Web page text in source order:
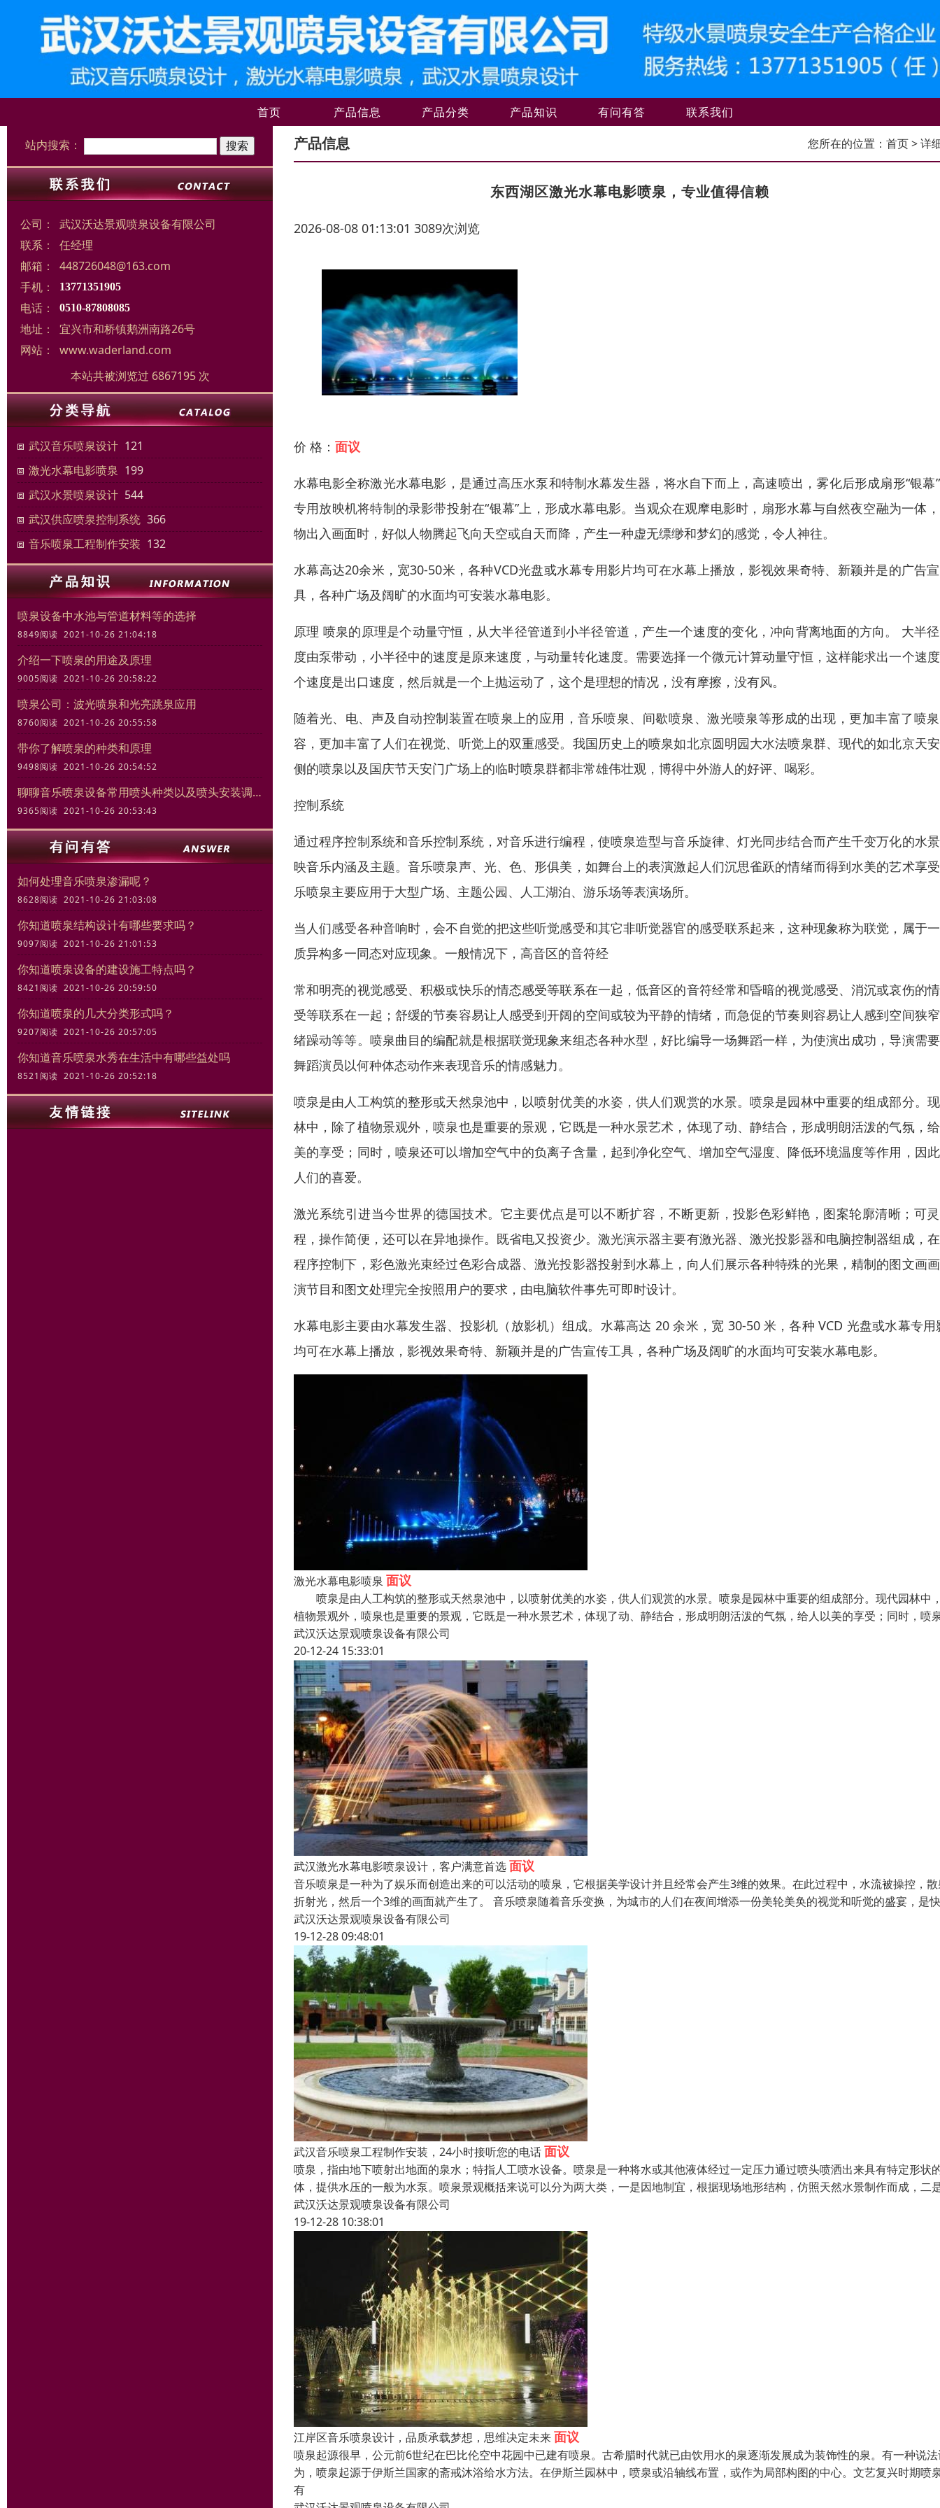
首页 产品信息 产品分类 产品知识 有问有答 联系我们
站内搜索：
公司：
武汉沃达景观喷泉设备有限公司
联系：
任经理
邮箱：
448726048@163.com
手机：
13771351905
电话： 0510-87808085
地址：
宜兴市和桥镇鹅洲南路26号
网站：
www.waderland.com
本站共被浏览过 6867195 次
武汉音乐喷泉设计 121
激光水幕电影喷泉 199
武汉水景喷泉设计 544
武汉供应喷泉控制系统 366
音乐喷泉工程制作安装 132
喷泉设备中水池与管道材料等的选择
8849阅读 2021-10-26 21:04:18
介绍一下喷泉的用途及原理
9005阅读 2021-10-26 20:58:22
喷泉公司：波光喷泉和光亮跳泉应用
8760阅读 2021-10-26 20:55:58
带你了解喷泉的种类和原理
9498阅读 2021-10-26 20:54:52
聊聊音乐喷泉设备常用喷头种类以及喷头安装调试规范
9365阅读 2021-10-26 20:53:43
如何处理音乐喷泉渗漏呢？
8628阅读 2021-10-26 21:03:08
你知道喷泉结构设计有哪些要求吗？
9097阅读 2021-10-26 21:01:53
你知道喷泉设备的建设施工特点吗？
8421阅读 2021-10-26 20:59:50
你知道喷泉的几大分类形式吗？
9207阅读 2021-10-26 20:57:05
你知道音乐喷泉水秀在生活中有哪些益处吗
8521阅读 2021-10-26 20:52:18
产品信息 您所在的位置： 首页> 详
东西湖区激光水幕电影喷泉，专业值得信赖
2026-08-08 01:13:01 3089次浏览
价 格： 面议
水幕电影全称激光水幕电影，是通过高压水泵和特制水幕发生器，将水自下而上，高速喷出，雾化后形成扇形“银幕
专用放映机将特制的录影带投射在“银幕”上，形成水幕电影。当观众在观摩电影时，扇形水幕与自然夜空融为一体
物出入画面时，好似人物腾起飞向天空或自天而降，产生一种虚无缥缈和梦幻的感觉，令人神往。
水幕高达20余米，宽30-50米，各种VCD光盘或水幕专用影片均可在水幕上播放，影视效果奇特、新颖并是的广告
具，各种广场及阔旷的水面均可安装水幕电影。
原理 喷泉的原理是个动量守恒，从大半径管道到小半径管道，产生一个速度的变化，冲向背离地面的方向。 大半
度由泵带动，小半径中的速度是原来速度，与动量转化速度。需要选择一个微元计算动量守恒，这样能求出一个速
个速度是出口速度，然后就是一个上抛运动了，这个是理想的情况，没有摩擦，没有风。
随着光、电、声及自动控制装置在喷泉上的应用，音乐喷泉、间歇喷泉、激光喷泉等形成的出现，更加丰富了喷
容，更加丰富了人们在视觉、听觉上的双重感受。我国历史上的喷泉如北京圆明园大水法喷泉群、现代的如北京天
侧的喷泉以及国庆节天安门广场上的临时喷泉群都非常雄伟壮观，博得中外游人的好评、喝彩。
控制系统
通过程序控制系统和音乐控制系统，对音乐进行编程，使喷泉造型与音乐旋律、灯光同步结合而产生千变万化的水
映音乐内涵及主题。音乐喷泉声、光、色、形俱美，如舞台上的表演激起人们沉思雀跃的情绪而得到水美的艺术享
乐喷泉主要应用于大型广场、主题公园、人工湖泊、游乐场等表演场所。
当人们感受各种音响时，会不自觉的把这些听觉感受和其它非听觉器官的感受联系起来，这种现象称为联觉，属于
质异构多一同态对应现象。一般情况下，高音区的音符经
常和明亮的视觉感受、积极或快乐的情态感受等联系在一起，低音区的音符经常和昏暗的视觉感受、消沉或哀伤的
受等联系在一起；舒缓的节奏容易让人感受到开阔的空间或较为平静的情绪，而急促的节奏则容易让人感到空间狭
绪躁动等等。喷泉曲目的编配就是根据联觉现象来组态各种水型，好比编导一场舞蹈一样，为使演出成功，导演需
舞蹈演员以何种体态动作来表现音乐的情感魅力。
喷泉是由人工构筑的整形或天然泉池中，以喷射优美的水姿，供人们观赏的水景。喷泉是园林中重要的组成部分。
林中，除了植物景观外，喷泉也是重要的景观，它既是一种水景艺术，体现了动、静结合，形成明朗活泼的气氛，
美的享受；同时，喷泉还可以增加空气中的负离子含量，起到净化空气、增加空气湿度、降低环境温度等作用，因
人们的喜爱。
激光系统引进当今世界的德国技术。它主要优点是可以不断扩容，不断更新，投影色彩鲜艳，图案轮廓清晰；可
程，操作简便，还可以在异地操作。既省电又投资少。激光演示器主要有激光器、激光投影器和电脑控制器组成，
程序控制下，彩色激光束经过色彩合成器、激光投影器投射到水幕上，向人们展示各种特殊的光果，精制的图文画
演节目和图文处理完全按照用户的要求，由电脑软件事先可即时设计。
水幕电影主要由水幕发生器、投影机（放影机）组成。水幕高达 20 余米，宽 30-50 米，各种 VCD 光盘或水幕专用
均可在水幕上播放，影视效果奇特、新颖并是的广告宣传工具，各种广场及阔旷的水面均可安装水幕电影。
激光水幕电影喷泉 面议
喷泉是由人工构筑的整形或天然泉池中，以喷射优美的水姿，供人们观赏的水景。喷泉是园林中重要的组成部分。现代园林中
植物景观外，喷泉也是重要的景观，它既是一种水景艺术，体现了动、静结合，形成明朗活泼的气氛，给人以美的享受；同时，喷
武汉沃达景观喷泉设备有限公司
20-12-24 15:33:01
武汉激光水幕电影喷泉设计，客户满意首选面议
音乐喷泉是一种为了娱乐而创造出来的可以活动的喷泉，它根据美学设计并且经常会产生3维的效果。在此过程中，水流被操控，
折射光，然后一个3维的画面就产生了。 音乐喷泉随着音乐变换，为城市的人们在夜间增添一份美轮美奂的视觉和听觉的盛宴，是
武汉沃达景观喷泉设备有限公司
19-12-28 09:48:01
武汉音乐喷泉工程制作安装，24小时接听您的电话面议
喷泉，指由地下喷射出地面的泉水；特指人工喷水设备。喷泉是一种将水或其他液体经过一定压力通过喷头喷洒出来具有特定形状
体，提供水压的一般为水泵。喷泉景观概括来说可以分为两大类，一是因地制宜，根据现场地形结构，仿照天然水景制作而成，二
武汉沃达景观喷泉设备有限公司
19-12-28 10:38:01
江岸区音乐喷泉设计，品质承载梦想，思维决定未来面议
喷泉起源很早，公元前6世纪在巴比伦空中花园中已建有喷泉。古希腊时代就已由饮用水的泉逐渐发展成为装饰性的泉。有一种说
为，喷泉起源于伊斯兰国家的斋戒沐浴给水方法。在伊斯兰园林中，喷泉或沿轴线布置，或作为局部构图的中心。文艺复兴时期喷
有